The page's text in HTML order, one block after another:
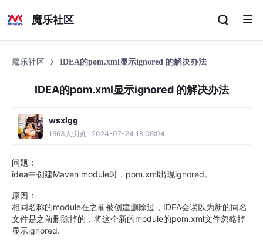
魔乐社区
魔乐社区 IDEA的pom.xml显示ignored 的解决办法
IDEA的pom.xml显示ignored 的解决办法
wsxlgg
1663人浏览 · 2024-07-24 18:06:04
问题：
idea中创建Maven module时，pom.xml出现ignored。
原因：
相同名称的module在之前被创建删除过，IDEA会误以为新的同名
文件是之前删除掉的，将这个新的module的pom.xml文件忽略掉
显示ignored.